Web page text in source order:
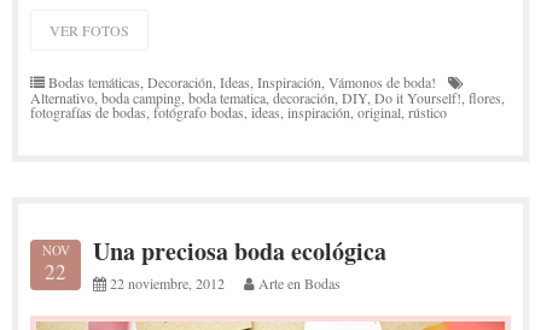
VER FOTOS
Bodas temáticas Decoración Ideas Inspiración Vámonos de boda!
Alternativo boda camping boda tematica decoración DIY Do it Yourself! flores
fotografías de bodas fotógrafo bodas ideas inspiración original rústico
NOV
22
Una preciosa boda ecológica
22 noviembre, 2012 Arte en Bodas